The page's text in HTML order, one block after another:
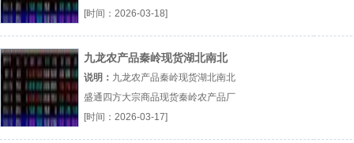
（...『九龙农产品』
[时间：2026-03-18]
九龙农产品秦岭现货湖北南北
盛通四方大宗商品现货
说明： 九龙农产品秦岭现货湖北南北
盛通四方大宗商品现货秦岭农产品厂
（...『秦岭农产品』
[时间：2026-03-17]